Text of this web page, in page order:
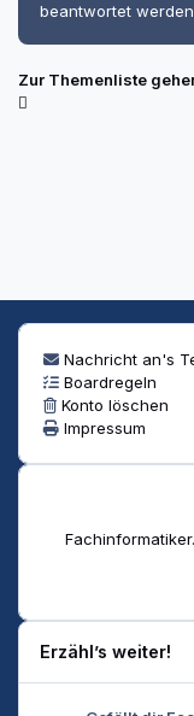
beantwortet
Zur Themenliste
Nachricht an's
Boardregeln
Konto löschen
Impressum
Erzähl’s weiter!